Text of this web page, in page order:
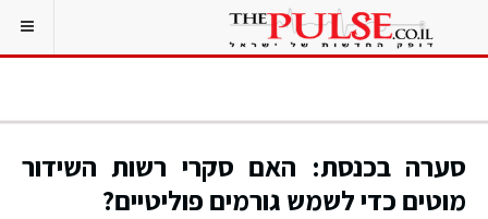
סערה בכנסת: האם סקרי רשות השידור
מוטים כדי לשמש גורמים פוליטיים?